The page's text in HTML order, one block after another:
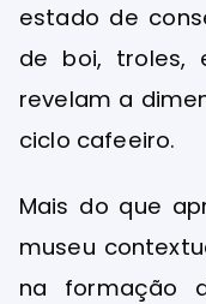
estado de
de boi, troles,
revelam a
ciclo cafeeiro.
Mais do que
museu
na formação